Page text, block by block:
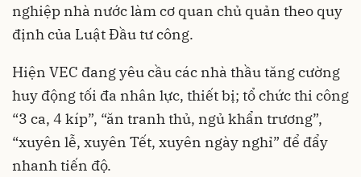
nghiệp nhà nước làm cơ quan chủ quản theo quy
định của Luật Đầu tư công.
Hiện VEC đang yêu cầu các nhà thầu tăng cường
huy động tối đa nhân lực, thiết bị; tổ chức thi công
“3 ca, 4 kíp”, “ăn tranh thủ, ngủ khẩn trương”,
“xuyên lễ, xuyên Tết, xuyên ngày nghỉ” để đẩy
nhanh tiến độ.